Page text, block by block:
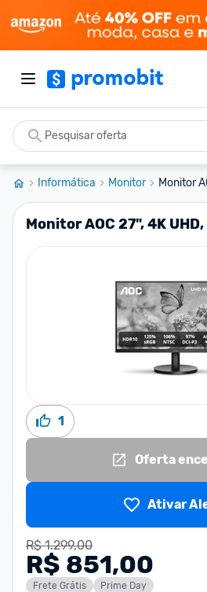
Informática Monitor Monitor
Monitor AOC 27", 4K
1
Oferta
Ativar
R$ 1.299,00
R$ 851,00
Frete Grátis Prime Day